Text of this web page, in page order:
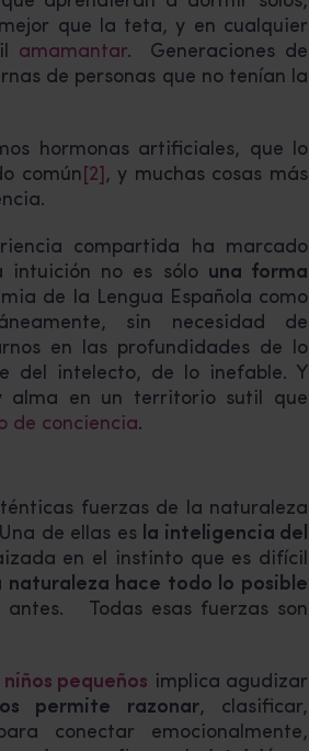
que la teta, y en cualquier
amamantar. Generaciones de
de personas que no tenían la
hormonas artificiales, que lo
común [2] , y muchas cosas más
compartida ha marcado
intuición no es sólo una forma
de la Lengua Española como
sin necesidad de
en las profundidades de lo
del intelecto, de lo inefable. Y
alma en un territorio sutil que
de conciencia.
fuerzas de la naturaleza
de ellas es la inteligencia del
en el instinto que es difícil
naturaleza hace todo lo posible
antes. Todas esas fuerzas son
pequeños implica agudizar
permite razonar, clasificar,
conectar emocionalmente,